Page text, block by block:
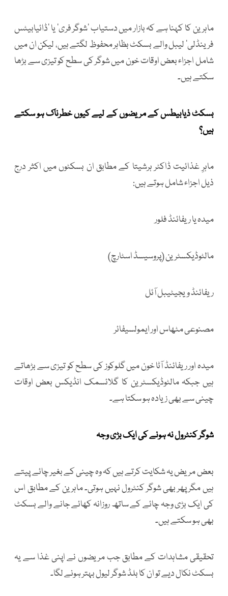
ماہرین کا کہنا ہے کہ بازار میں دستیاب ’شوگر فری‘ یا ’ڈائیابیٹس
فرینڈلی‘ لیبل والے بسکٹ بظاہر محفوظ لگتے ہیں، لیکن ان میں
شامل اجزاء بعض اوقات خون میں شوگر کی سطح کو تیزی سے بڑھا
سکتے ہیں۔
بسکٹ ذیابیطس کے مریضوں کے لیے کیوں خطرناک ہو سکتے
ہیں؟
ماہرِ غذائیت ڈاکٹر ہرشیتا کے مطابق ان بسکٹوں میں اکثر درج
ذیل اجزاء شامل ہوتے ہیں:
میدہ یا ریفائنڈ فلور
مالٹوڈیکسٹرین (پروسیسڈ اسٹارچ)
ریفائنڈ ویجیٹیبل آئل
مصنوعی مٹھاس اور ایمولسیفائر
میدہ اور ریفائنڈ آٹا خون میں گلوکوز کی سطح کو تیزی سے بڑھاتے
ہیں جبکہ مالٹوڈیکسٹرین کا گلائسمک انڈیکس بعض اوقات
چینی سے بھی زیادہ ہو سکتا ہے۔
شوگر کنٹرول نہ ہونے کی ایک بڑی وجہ
بعض مریض یہ شکایت کرتے ہیں کہ وہ چینی کے بغیر چائے پیتے
ہیں مگر پھر بھی شوگر کنٹرول نہیں ہوتی۔ ماہرین کے مطابق اس
کی ایک بڑی وجہ چائے کے ساتھ روزانہ کھائے جانے والے بسکٹ
بھی ہو سکتے ہیں۔
تحقیقی مشاہدات کے مطابق جب مریضوں نے اپنی غذا سے یہ
بسکٹ نکال دیے تو ان کا بلڈ شوگر لیول بہتر ہونے لگا۔